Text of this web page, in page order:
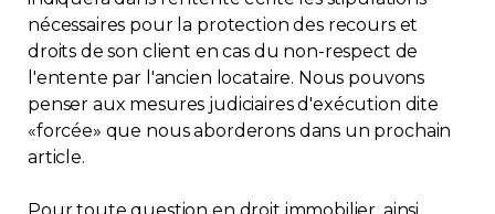
nécessaires pour la protection des recours et
droits de son client en cas du non-respect de
l'entente par l'ancien locataire. Nous pouvons
penser aux mesures judiciaires d'exécution dite
«forcée» que nous aborderons dans un prochain
article.